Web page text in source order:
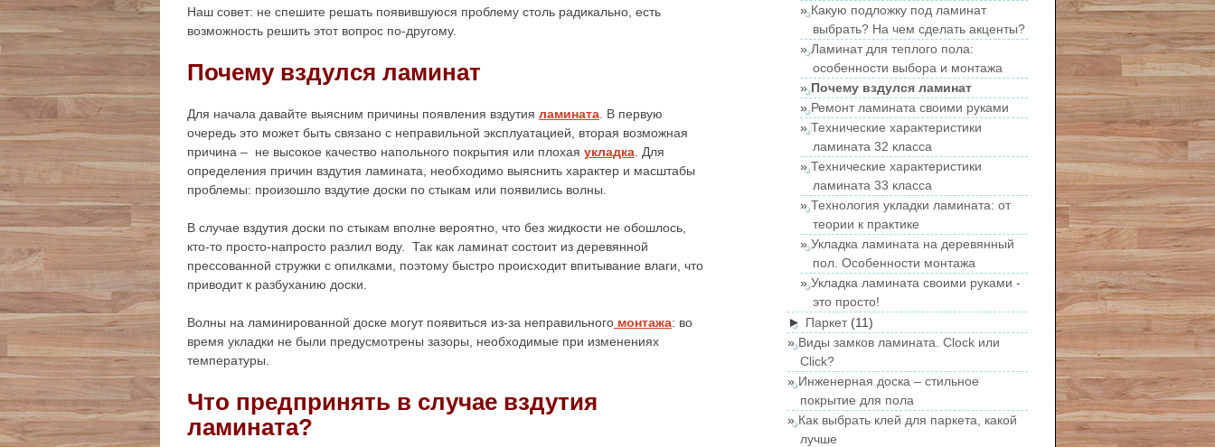
Наш совет: не спешите решать появившуюся проблему столь радикально, есть
возможность решить этот вопрос по-другому.
Почему вздулся ламинат
Для начала давайте выясним причины появления вздутия ламината. В первую
очередь это может быть связано с неправильной эксплуатацией, вторая возможная
причина – не высокое качество напольного покрытия или плохая укладка. Для
определения причин вздутия ламината, необходимо выяснить характер и масштабы
проблемы: произошло вздутие доски по стыкам или появились волны.
В случае вздутия доски по стыкам вполне вероятно, что без жидкости не обошлось,
кто-то просто-напросто разлил воду. Так как ламинат состоит из деревянной
прессованной стружки с опилками, поэтому быстро происходит впитывание влаги, что
приводит к разбуханию доски.
Волны на ламинированной доске могут появиться из-за неправильногомонтажа: во
время укладки не были предусмотрены зазоры, необходимые при изменениях
температуры.
Что предпринять в случае вздутия
ламината?
Какую подложку под ламинат
выбрать? На чем сделать акценты?
Ламинат для теплого пола:
особенности выбора и монтажа
Почему вздулся ламинат
Ремонт ламината своими руками
Технические характеристики
ламината 32 класса
Технические характеристики
ламината 33 класса
Технология укладки ламината: от
теории к практике
Укладка ламината на деревянный
пол. Особенности монтажа
Укладка ламината своими руками -
это просто!
► Паркет(11)
Виды замков ламината. Clock или
Click?
Инженерная доска – стильное
покрытие для пола
Как выбрать клей для паркета, какой
лучше